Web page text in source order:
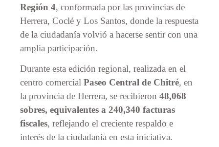
Región 4, conformada por las provincias de
Herrera, Coclé y Los Santos, donde la respuesta
de la ciudadanía volvió a hacerse sentir con una
amplia participación.
Durante esta edición regional, realizada en el
centro comercial Paseo Central de Chitré, en
la provincia de Herrera, se recibieron 48,068
sobres, equivalentes a 240,340 facturas
fiscales, reflejando el creciente respaldo e
interés de la ciudadanía en esta iniciativa.